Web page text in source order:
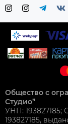
Общество с
Студио”
УНП: 193827185;
193827185,